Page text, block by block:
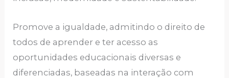
Promove a igualdade, admitindo o direito de
todos de aprender e ter acesso as
oportunidades educacionais diversas e
diferenciadas, baseadas na interação com